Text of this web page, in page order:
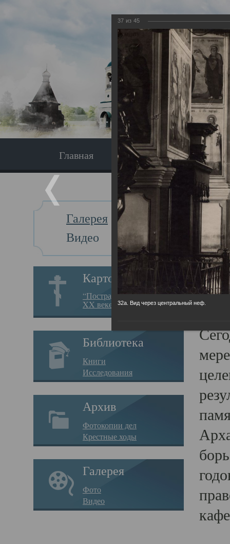
Главная Экскурсия
Галерея
Видео
Картотека
“Пострадавшие за веру в
XX веке на Севере”
Библиотека
Книги
Исследования
Архив
Фотокопии дел
Крестные ходы
Галерея
Фото
Видео
Главная
37 из 45
32а. Вид через центральный неф.